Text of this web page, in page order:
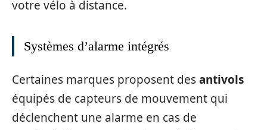
votre vélo à distance.
Systèmes d’alarme intégrés
Certaines marques proposent desantivols
équipés de capteurs de mouvement qui
déclenchent une alarme en cas de